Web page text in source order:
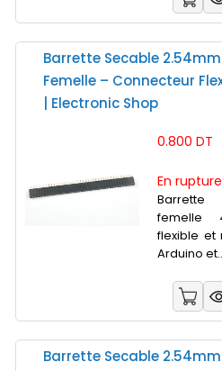
Barrette Secable
Femelle – Connecteur
| Electronic Shop
0.800 DT
En
Barrette
femelle
flexible et
Arduino
Barrette Secable